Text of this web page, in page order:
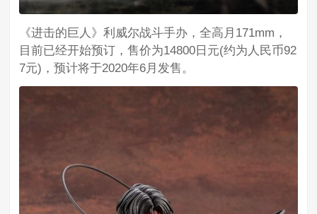
《进击的巨人》利威尔战斗手办，全高月171mm，
目前已经开始预订，售价为14800日元(约为人民币92
7元)，预计将于2020年6月发售​​​​。